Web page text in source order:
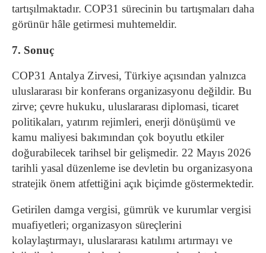
tartışılmaktadır. COP31 sürecinin bu tartışmaları daha
görünür hâle getirmesi muhtemeldir.
7. Sonuç
COP31 Antalya Zirvesi, Türkiye açısından yalnızca
uluslararası bir konferans organizasyonu değildir. Bu
zirve; çevre hukuku, uluslararası diplomasi, ticaret
politikaları, yatırım rejimleri, enerji dönüşümü ve
kamu maliyesi bakımından çok boyutlu etkiler
doğurabilecek tarihsel bir gelişmedir. 22 Mayıs 2026
tarihli yasal düzenleme ise devletin bu organizasyona
stratejik önem atfettiğini açık biçimde göstermektedir.
Getirilen damga vergisi, gümrük ve kurumlar vergisi
muafiyetleri; organizasyon süreçlerini
kolaylaştırmayı, uluslararası katılımı artırmayı ve